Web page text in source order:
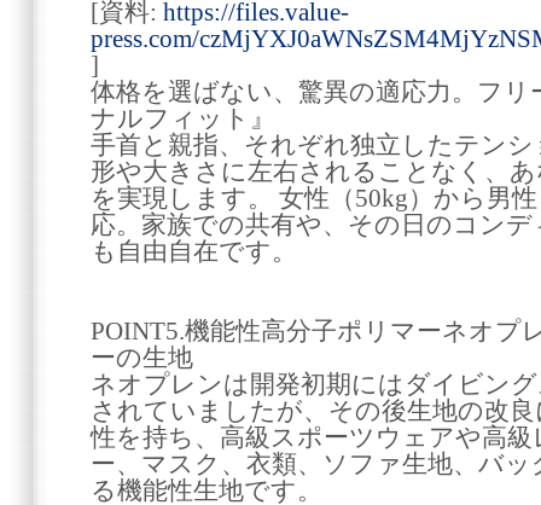
[資料: https://files.value-
press.com/
]
体格を選ばない、驚異の適応力。フ
ナルフィット』
手首と親指、それぞれ独立したテン
形や大きさに左右されることなく、
を実現します。 女性（50kg）から男
応。家族での共有や、その日のコン
も自由自在です。
POINT5.機能性高分子ポリマーネオプ
ーの生地
ネオプレンは開発初期にはダイビン
されていましたが、その後生地の改
性を持ち、高級スポーツウェアや高
ー、マスク、衣類、ソファ生地、バ
る機能性生地です。